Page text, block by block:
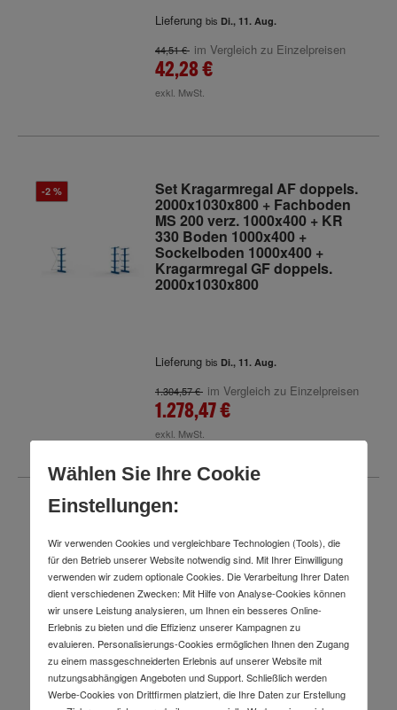
Lieferung bis Di., 11. Aug.
44,51 € im Vergleich zu Einzelpreisen
42,28 €
exkl. MwSt.
-2 % Set Kragarmregal AF doppels.
2000x1030x800 + Fachboden
MS 200 verz. 1000x400 + KR
330 Boden 1000x400 +
Sockelboden 1000x400 +
Kragarmregal GF doppels.
2000x1030x800
Lieferung bis Di., 11. Aug.
1.304,57 € im Vergleich zu Einzelpreisen
1.278,47 €
exkl. MwSt.
Drehmomentschlüssel
MicroClick MC 60, für 12 - 60
Nm + Adapter 3/8"
Innenvierkant auf 1/2"
Außenvierkant
Lieferungbis
Wählen Sie Ihre Cookie
Einstellungen:
Wir verwenden Cookies und vergleichbare Technologien (Tools), die
für den Betrieb unserer Website notwendig sind. Mit Ihrer Einwilligung
verwenden wir zudem optionale Cookies. Die Verarbeitung Ihrer Daten
dient verschiedenen Zwecken: Mit Hilfe von Analyse-Cookies können
wir unsere Leistung analysieren, um Ihnen ein besseres Online-
Erlebnis zu bieten und die Effizienz unserer Kampagnen zu
evaluieren. Personalisierungs-Cookies ermöglichen Ihnen den Zugang
zu einem massgeschneiderten Erlebnis auf unserer Website mit
nutzungsabhängigen Angeboten und Support. Schließlich werden
Werbe-Cookies von Drittfirmen platziert, die Ihre Daten zur Erstellung